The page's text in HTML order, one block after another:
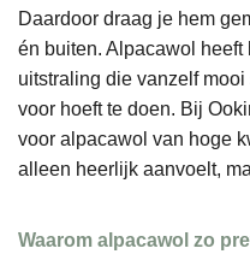
Daardoor draag je hem
én buiten. Alpacawol
uitstraling die vanzelf
voor hoeft te doen. Bij
voor alpacawol van hoge
alleen heerlijk aanvoelt,
Waarom alpacawol zo